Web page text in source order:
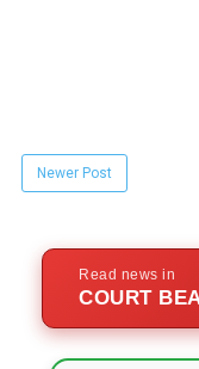
Newer Post
Read news in
COURT